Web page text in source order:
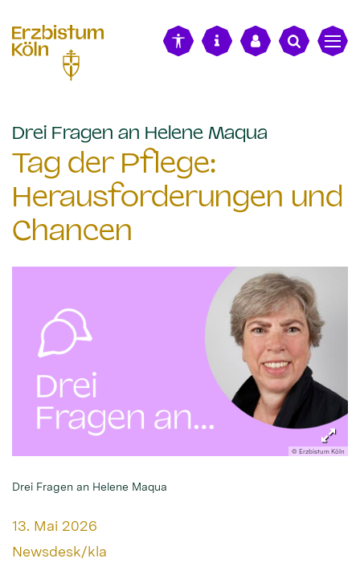
Drei Fragen an Helene Maqua
Tag der Pflege:
Herausforderungen und
Chancen
© Erzbistum Köln
Drei Fragen an Helene Maqua
Datum:
13. Mai 2026
Von:
Newsdesk/kla